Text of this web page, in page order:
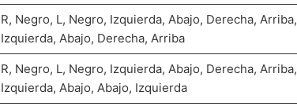
R, Negro, L, Negro, Izquierda, Abajo, Derecha, Arriba,
Izquierda, Abajo, Derecha, Arriba
R, Negro, L, Negro, Izquierda, Abajo, Derecha, Arriba,
Izquierda, Abajo, Abajo, Izquierda